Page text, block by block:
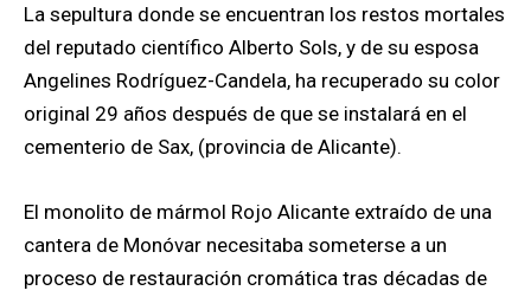
La sepultura donde se encuentran los restos mortales
del reputado científico Alberto Sols, y de su esposa
Angelines Rodríguez-Candela, ha recuperado su color
original 29 años después de que se instalará en el
cementerio de Sax, (provincia de Alicante).
El monolito de mármol Rojo Alicante extraído de una
cantera de Monóvar necesitaba someterse a un
proceso de restauración cromática tras décadas de